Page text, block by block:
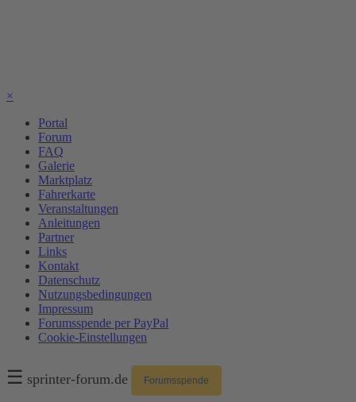
×
Portal
Forum
FAQ
Galerie
Marktplatz
Fahrerkarte
Veranstaltungen
Anleitungen
Partner
Links
Kontakt
Datenschutz
Nutzungsbedingungen
Impressum
Forumsspende per PayPal
Cookie-Einstellungen
☰ sprinter-forum.de Forumsspende